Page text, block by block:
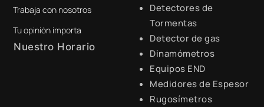
digital@zamtsu.com
Trabaja con nosotros
Tu opinión importa
Nuestro Horario
Detectores de
Tormentas
Detector de gas
Dinamómetros
Equipos END
Medidores de Espesor
Rugosímetros